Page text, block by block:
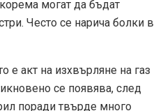
могат да бъдат
Често се нарича болки в
е акт на изхвърляне на газ
се появява, след
поради твърде много